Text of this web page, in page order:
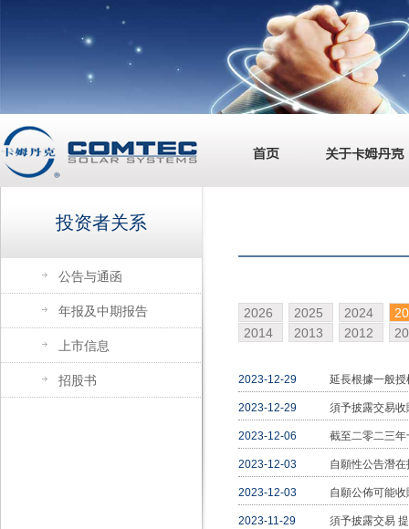
投资者关系
公告与通函
年报及中期报告
上市信息
招股书
2026 2025 2024
2014
2013 2012
2023-12-29 延長根據一般
2023-12-29 須予披露交易
2023-12-06 截至二零二三
2023-12-03 自願性公告潛
2023-12-03 自願公佈可能收
2023-11-29 須予披露交易